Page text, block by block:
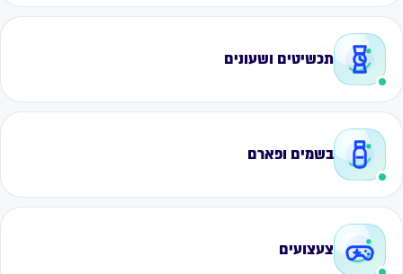
תכשיטים ושעונים
בשמים ופארם
צעצועים